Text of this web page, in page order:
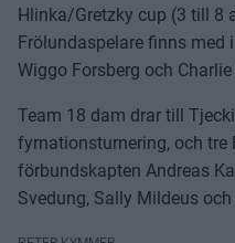
Hlinka/Gretzky cup (3 till 8
Frölundaspelare finns med
Wiggo Forsberg och
Team 18 dam drar till
fyrnationsturnering, och tre
förbundskapten Andreas
Svedung, Sally Mildeus